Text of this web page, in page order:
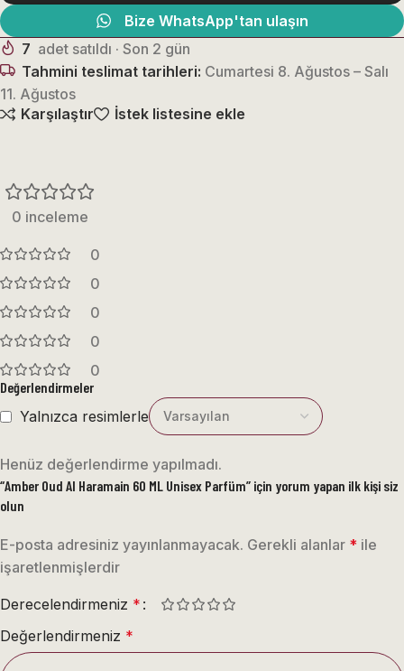
Bize WhatsApp'tan ulaşın
7 adet satıldı · Son 2 gün
Tahmini teslimat tarihleri: Cumartesi 8. Ağustos – Salı
11. Ağustos
Karşılaştır
İstek listesine ekle
0 inceleme
0
0
0
0
0
Değerlendirmeler
Yalnızca resimlerle
Henüz değerlendirme yapılmadı.
“Amber Oud Al Haramain 60 ML Unisex Parfüm” için yorum yapan ilk kişi siz
olun
E-posta adresiniz yayınlanmayacak. Gerekli alanlar * ile
işaretlenmişlerdir
Derecelendirmeniz *
Değerlendirmeniz *